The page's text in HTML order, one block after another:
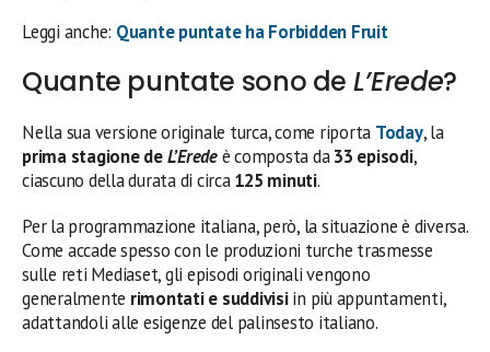
Leggi anche: Quante puntate ha Forbidden Fruit
Quante puntate sono de L’Erede?
Nella sua versione originale turca, come riporta Today, la
prima stagione deL’Eredeè composta da33 episodi,
ciascuno della durata di circa125 minuti.
Per la programmazione italiana, però, la situazione è diversa.
Come accade spesso con le produzioni turche trasmesse
sulle reti Mediaset, gli episodi originali vengono
generalmente rimontati e suddivisiin più appuntamenti,
adattandoli alle esigenze del palinsesto italiano.